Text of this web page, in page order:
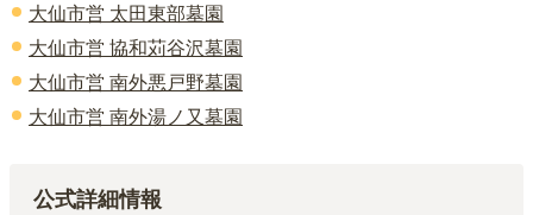
大仙市営 太田東部墓園
大仙市営 協和苅谷沢墓園
大仙市営 南外悪戸野墓園
大仙市営 南外湯ノ又墓園
公式詳細情報